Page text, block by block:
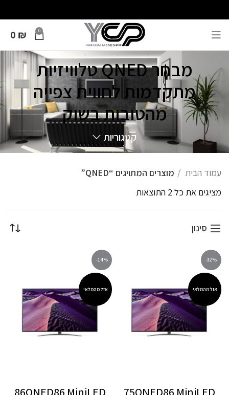
0
0 ₪
מבחר QNED טלוויזיות
מתקדמות לחווית צפייה
מהטובות בשוק
קטגוריות
עמוד הבית
מוצרים המתויגים “QNED”
מציגים את כל ⁦2⁩ התוצאות
סינון
-32%
אזל מהמלאי
75QNED86 MiniLED
-14%
אזל מהמלאי
86QNED86 MiniLED